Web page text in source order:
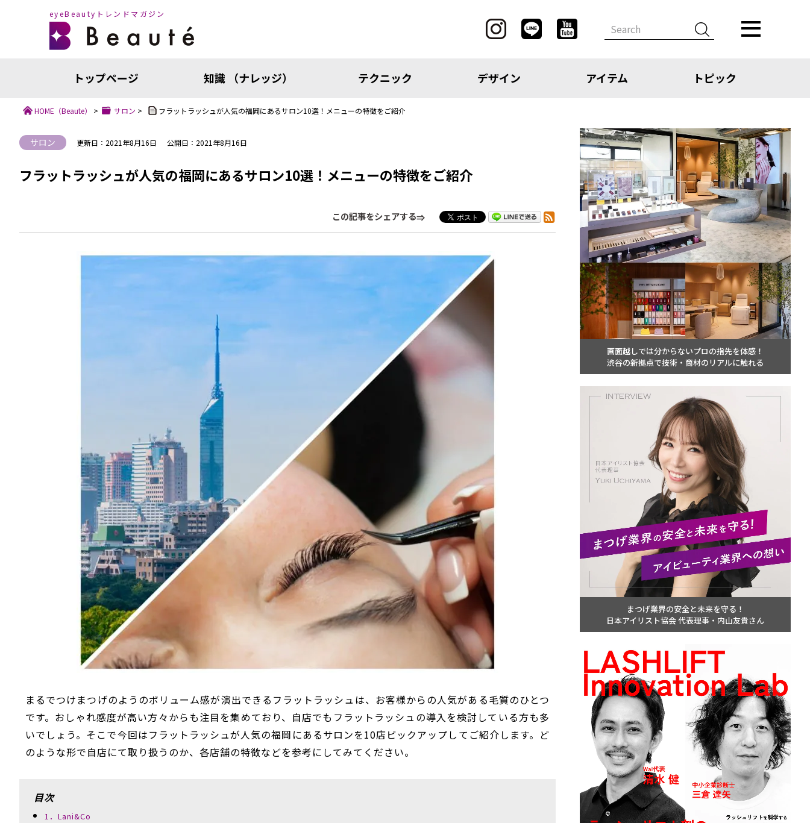
デザイン
プライバシーポリシー
Official Social account
eyeBeautyトレンドマガジン
トップページ 知識 （ナレッジ） テクニック デザイン アイテム トピック
HOME （Beaute） > サロン > フラットラッシュが人気の福岡にあるサロン10選！メニューの特徴をご紹介
サロン 更新日：2021年8月16日 公開日：2021年8月16日
フラットラッシュが人気の福岡にあるサロン10選！メニューの特徴をご紹介
この記事をシェアする
まるでつけまつげのようのボリューム感が演出できるフラットラッシュは、お客様からの人気がある毛質のひとつ
です。おしゃれ感度が高い方々からも注目を集めており、自店でもフラットラッシュの導入を検討している方も多
いでしょう。そこで今回はフラットラッシュが人気の福岡にあるサロンを10店ピックアップしてご紹介します。ど
のような形で自店にて取り扱うのか、各店舗の特徴などを参考にしてみてください。
目次
1．Lani&Co
画面越しでは分からないプロの指先を体感！
渋谷の新拠点で技術・商材のリアルに触れる
まつげ業界の安全と未来を守る！
日本アイリスト協会 代表理事・内山友貴さん